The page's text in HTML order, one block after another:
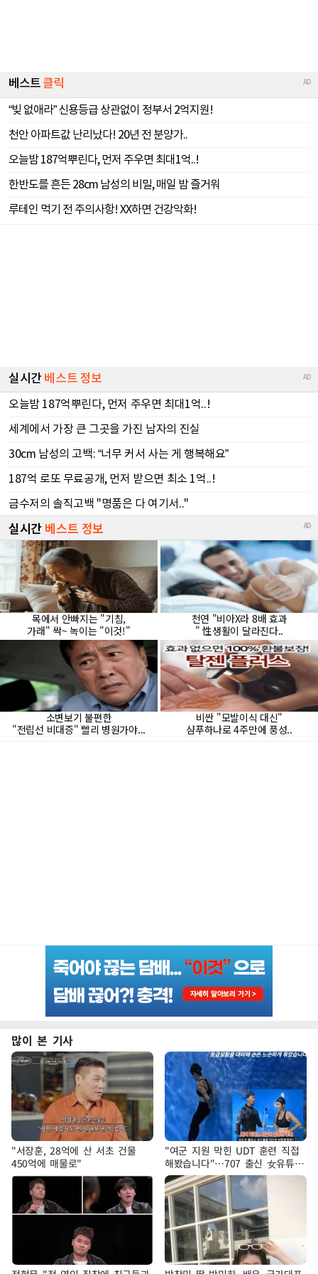
많이 본 기사
"서장훈, 28억에 산 서초 건물
450억에 매물로"
"여군 지원 막힌 UDT 훈련 직접
해봤습니다"…707 출신 女유튜버
'완벽 소화'